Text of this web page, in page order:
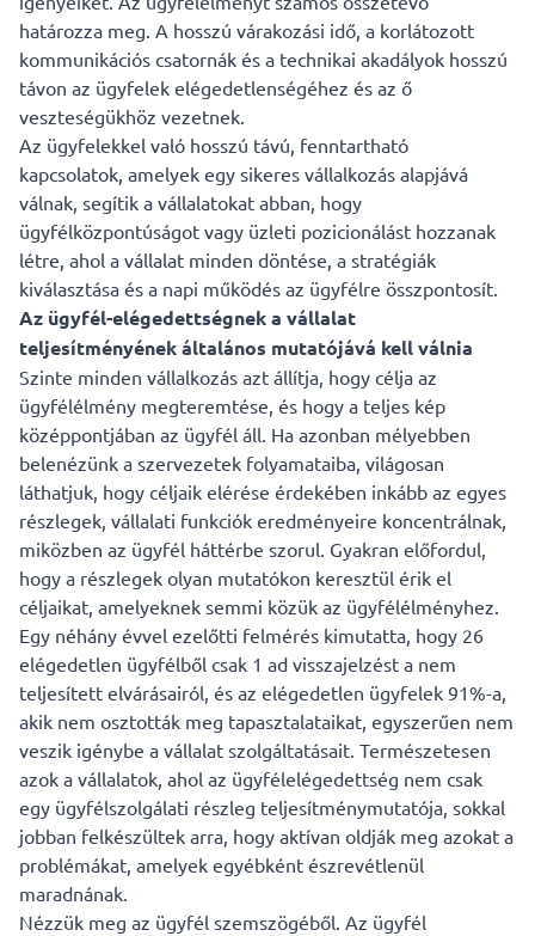
határozza meg. A hosszú várakozási idő, a korlátozott
kommunikációs csatornák és a technikai akadályok hosszú
távon az ügyfelek elégedetlenségéhez és az ő
veszteségükhöz vezetnek.
Az ügyfelekkel való hosszú távú, fenntartható
kapcsolatok, amelyek egy sikeres vállalkozás alapjává
válnak, segítik a vállalatokat abban, hogy
ügyfélközpontúságot vagy üzleti pozicionálást hozzanak
létre, ahol a vállalat minden döntése, a stratégiák
kiválasztása és a napi működés az ügyfélre összpontosít.
Az ügyfél-elégedettségnek a vállalat
teljesítményének általános mutatójává kell válnia
Szinte minden vállalkozás azt állítja, hogy célja az
ügyfélélmény megteremtése, és hogy a teljes kép
középpontjában az ügyfél áll. Ha azonban mélyebben
belenézünk a szervezetek folyamataiba, világosan
láthatjuk, hogy céljaik elérése érdekében inkább az egyes
részlegek, vállalati funkciók eredményeire koncentrálnak,
miközben az ügyfél háttérbe szorul. Gyakran előfordul,
hogy a részlegek olyan mutatókon keresztül érik el
céljaikat, amelyeknek semmi közük az ügyfélélményhez.
Egy néhány évvel ezelőtti felmérés kimutatta, hogy 26
elégedetlen ügyfélből csak 1 ad visszajelzést a nem
teljesített elvárásairól, és az elégedetlen ügyfelek 91%-a,
akik nem osztották meg tapasztalataikat, egyszerűen nem
veszik igénybe a vállalat szolgáltatásait. Természetesen
azok a vállalatok, ahol az ügyfélelégedettség nem csak
egy ügyfélszolgálati részleg teljesítménymutatója, sokkal
jobban felkészültek arra, hogy aktívan oldják meg azokat a
problémákat, amelyek egyébként észrevétlenül
maradnának.
Nézzük meg az ügyfél szemszögéből. Az ügyfél